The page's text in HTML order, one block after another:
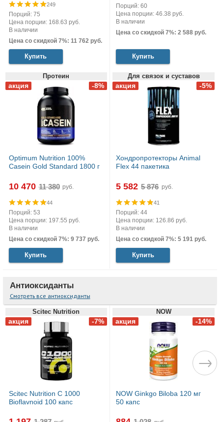
249
Порций: 75
Цена порции: 168.63 руб.
В наличии
Цена со скидкой 7%: 11 762 руб.
Купить
Порций: 60
Цена порции: 46.38 руб.
В наличии
Цена со скидкой 7%: 2 588 руб.
Купить
Протеин
Optimum Nutrition 100%
Casein Gold Standard 1800 г
10 470 руб.
44
Порций: 53
Цена порции: 197.55 руб.
В наличии
Цена со скидкой 7%: 9 737 руб.
Купить
Для связок и суставов
Хондропротекторы Animal
Flex 44 пакетика
5 582 руб.
41
Порций: 44
Цена порции: 126.86 руб.
В наличии
Цена со скидкой 7%: 5 191 руб.
Купить
Антиоксиданты
Смотреть все антиоксиданты
Scitec Nutrition
Scitec Nutrition C 1000
Bioflavnoid 100 капс
NOW
NOW Ginkgo Biloba 120 мг
50 капс